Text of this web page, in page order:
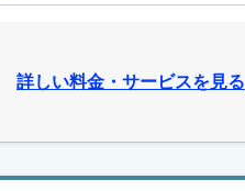
詳しい料金・サービスを見る